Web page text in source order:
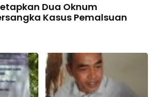
Dua Oknum
Kasus Pemalsuan